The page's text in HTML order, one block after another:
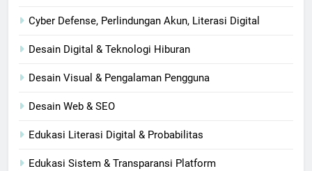
Cyber Defense, Perlindungan Akun, Literasi Digital
Desain Digital & Teknologi Hiburan
Desain Visual & Pengalaman Pengguna
Desain Web & SEO
Edukasi Literasi Digital & Probabilitas
Edukasi Sistem & Transparansi Platform